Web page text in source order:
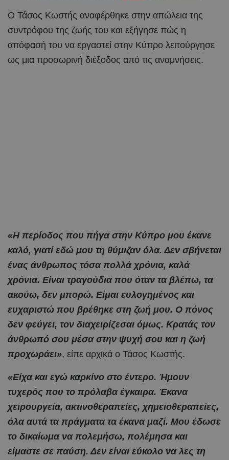
Ο Τάσος Κωστής αναφέρθηκε στην απώλεια της
συντρόφου της ζωής του και εξήγησε πώς η
απόφασή του να εργαστεί στην Κύπρο λειτούργησε
ως μια προσωρινή διέξοδος από τις αναμνήσεις.
«Η περίοδος που πήγα στην Κύπρο μου έκανε
καλό, γιατί εδώ μου τη θύμιζαν όλα. Δεν σβήνεται
ένας άνθρωπος τόσα πολλά χρόνια, καλά
χρόνια. Είναι τραγούδια που όταν τα βλέπω, τα
ακούω, δεν μπορώ. Είμαι ευλογημένος και
ευχαριστώ που βρέθηκε στη ζωή μου. Ο πόνος
δεν φεύγει, τον διαχειρίζεσαι όμως. Κρατάς τον
άνθρωπό σου μέσα στην ψυχή σου και η ζωή
προχωράει», είπε αρχικά ο Τάσος Κωστής.
«Είχα και εγώ καρκίνο στο έντερο. Ήμουν
τυχερός που το πρόλαβα έγκαιρα. Έκανα
χειρουργεία, ακτινοθεραπείες, χημειοθεραπείες,
όλα αυτά τα πράγματα τα έκανα μαζί. Μου έδωσε
το δικαίωμα να πολεμήσω, πολέμησα και
είμαστε σε παύση. Δεν είναι εύκολο να λες τη